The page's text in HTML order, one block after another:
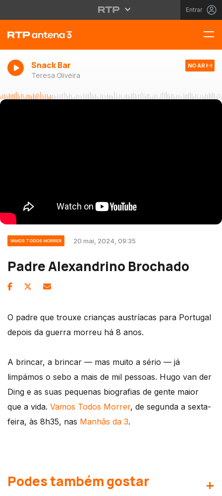
Entrar
Snack Bar
Teresa Oliveira
NO AR
VAMOS TODOS MORRER 20 mai, 2024, 09:35
Padre Alexandrino Brochado
O padre que trouxe crianças austríacas para Portugal
depois da guerra morreu há 8 anos.
A brincar, a brincar — mas muito a sério — já
limpámos o sebo a mais de mil pessoas. Hugo van der
Ding e as suas pequenas biografias de gente maior
que a vida. Vamos Todos Morrer, de segunda a sexta-
feira, às 8h35, nas Manhãs da 3.
Podes também gostar +